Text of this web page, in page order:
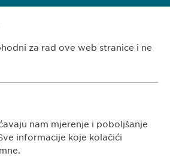
BOSNA I HERCEGOVINA
i Hercegovina
za rad ove web stranice i ne
nam mjerenje i poboljšanje
informacije koje kolačići